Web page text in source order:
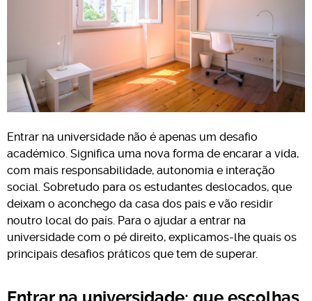
Entrar na universidade não é apenas um desafio
académico. Significa uma nova forma de encarar a vida,
com mais responsabilidade, autonomia e interação
social. Sobretudo para os estudantes deslocados, que
deixam o aconchego da casa dos pais e vão residir
noutro local do país. Para o ajudar a entrar na
universidade com o pé direito, explicamos-lhe quais os
principais desafios práticos que tem de superar.